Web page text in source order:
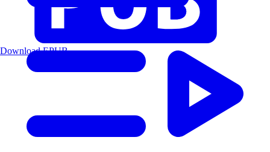
Download EPUB